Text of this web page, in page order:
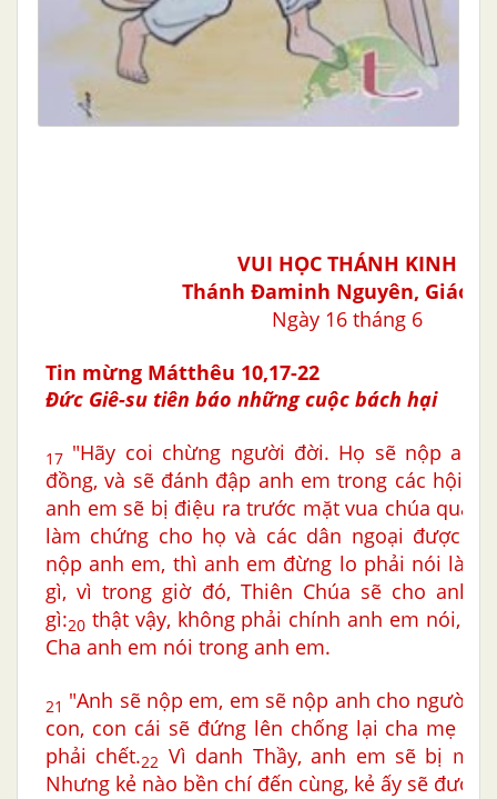
VUI HỌC THÁNH KINH
Thánh Ðaminh Nguyên, Giáo
Ngày 16 tháng 6
Tin mừng Mátthêu 10,17-22
Đức Giê-su tiên báo những cuộc bách hại
17 "Hãy coi chừng người đời. Họ sẽ nộp anh
đồng, và sẽ đánh đập anh em trong các hội
anh em sẽ bị điệu ra trước mặt vua chúa quan
làm chứng cho họ và các dân ngoại được
nộp anh em, thì anh em đừng lo phải nói làm
gì, vì trong giờ đó, Thiên Chúa sẽ cho anh
gì:20 thật vậy, không phải chính anh em nói,
Cha anh em nói trong anh em.
21 "Anh sẽ nộp em, em sẽ nộp anh cho người
con, con cái sẽ đứng lên chống lại cha mẹ và
phải chết.22 Vì danh Thầy, anh em sẽ bị
Nhưng kẻ nào bền chí đến cùng, kẻ ấy sẽ được